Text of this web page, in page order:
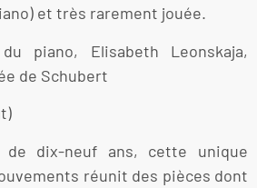
et très rarement jouée.
piano, Elisabeth Leonskaja,
de Schubert
de dix-neuf ans, cette unique
réunit des pièces dont